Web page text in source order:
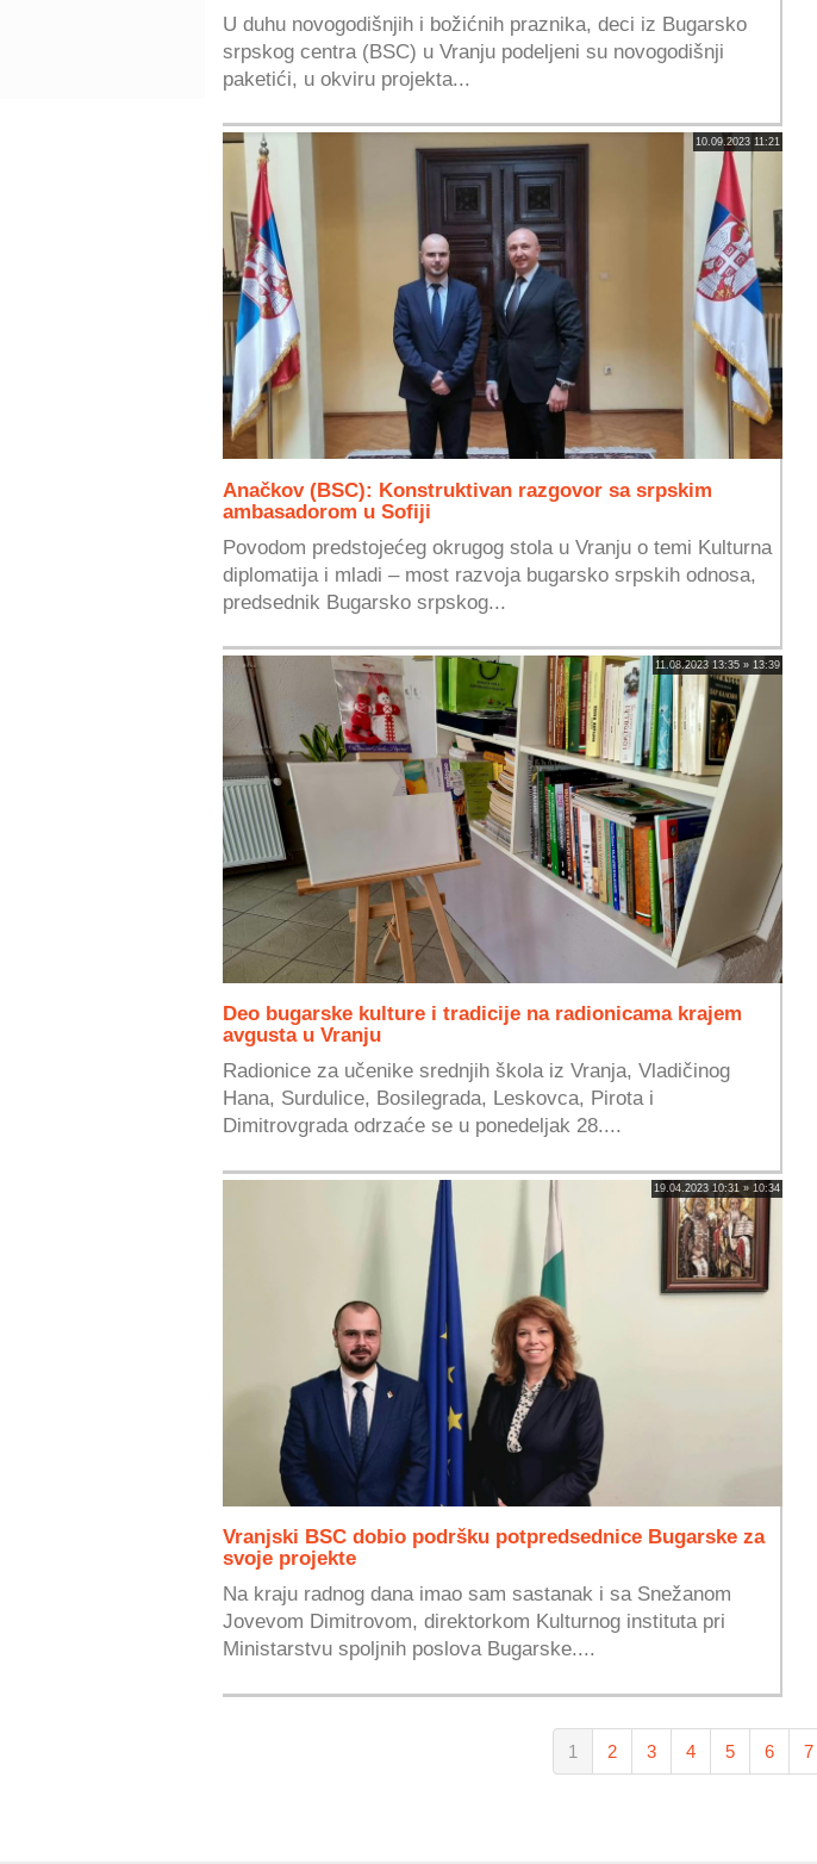
U duhu novogodišnjih i božićnih praznika, deci iz Bugarsko
srpskog centra (BSC) u Vranju podeljeni su novogodišnji
paketići, u okviru projekta...
10.09.2023 11:21
Anačkov (BSC): Konstruktivan razgovor sa srpskim
ambasadorom u Sofiji
Povodom predstojećeg okrugog stola u Vranju o temi Kulturna
diplomatija i mladi – most razvoja bugarsko srpskih odnosa,
predsednik Bugarsko srpskog...
11.08.2023 13:35 » 13:39
Deo bugarske kulture i tradicije na radionicama krajem
avgusta u Vranju
Radionice za učenike srednjih škola iz Vranja, Vladičinog
Hana, Surdulice, Bosilegrada, Leskovca, Pirota i
Dimitrovgrada odrzaće se u ponedeljak 28....
19.04.2023 10:31 » 10:34
Vranjski BSC dobio podršku potpredsednice Bugarske za
svoje projekte
Na kraju radnog dana imao sam sastanak i sa Snežanom
Jovevom Dimitrovom, direktorkom Kulturnog instituta pri
Ministarstvu spoljnih poslova Bugarske....
1 2 3 4 5 6 7